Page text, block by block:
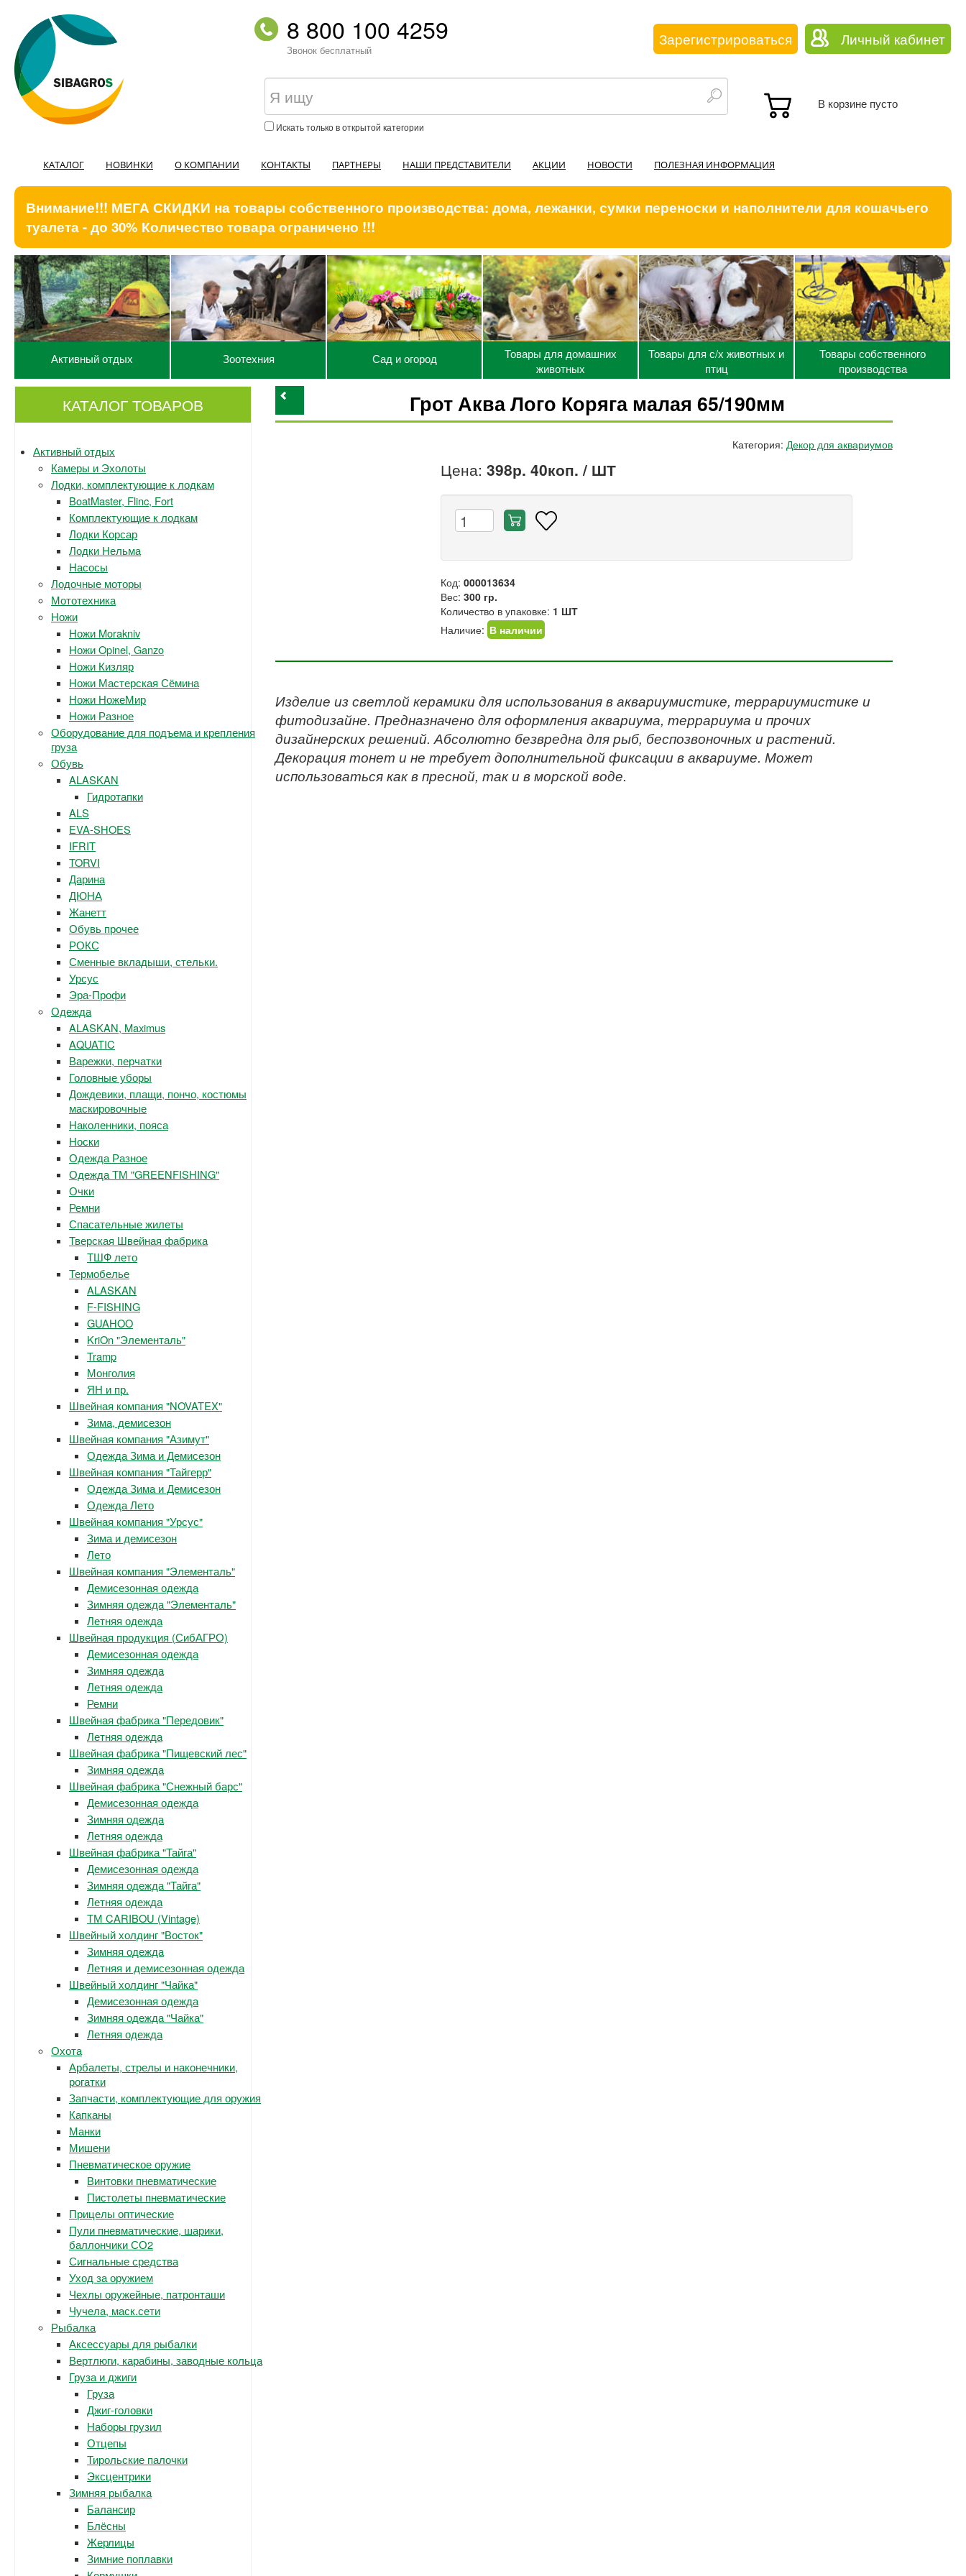
8 800 100 4259
Звонок бесплатный
Зарегистрироваться Личный кабинет
Искать только в открытой категории
В корзине пусто
КАТАЛОГ НОВИНКИ О КОМПАНИИ КОНТАКТЫ ПАРТНЕРЫ НАШИ ПРЕДСТАВИТЕЛИ АКЦИИ НОВОСТИ ПОЛЕЗНАЯ ИНФОРМАЦИЯ
Внимание!!! МЕГА СКИДКИ на товары собственного производства: дома, лежанки, сумки переноски и наполнители для кошачьего
туалета - до 30% Количество товара ограничено !!!
Активный отдых Зоотехния Сад и огород
Товары для домашних
животных
Товары для с/х животных и
птиц
Товары собственного
производства
КАТАЛОГ ТОВАРОВ
Активный отдых
Камеры и Эхолоты
Лодки, комплектующие к лодкам
BoatMaster, Flinc, Fort
Комплектующие к лодкам
Лодки Корсар
Лодки Нельма
Насосы
Лодочные моторы
Мототехника
Ножи
Ножи Morakniv
Ножи Opinel, Ganzo
Ножи Кизляр
Ножи Мастерская Сёмина
Ножи НожеМир
Ножи Разное
Оборудование для подъема и крепления
груза
Обувь
ALASKAN
Гидротапки
ALS
EVA-SHOES
IFRIT
TORVI
Дарина
ДЮНА
Жанетт
Обувь прочее
РОКС
Сменные вкладыши, стельки.
Урсус
Эра-Профи
Одежда
ALASKAN, Maximus
AQUATIC
Варежки, перчатки
Головные уборы
Дождевики, плащи, пончо, костюмы
маскировочные
Наколенники, пояса
Носки
Одежда Разное
Одежда ТМ "GREENFISHING"
Очки
Ремни
Спасательные жилеты
Тверская Швейная фабрика
ТШФ лето
Термобелье
ALASKAN
F-FISHING
GUAHOO
KriOn "Элементаль"
Tramp
Монголия
ЯН и пр.
Швейная компания "NOVATEX"
Зима, демисезон
Швейная компания "Азимут"
Одежда Зима и Демисезон
Швейная компания "Тайгерр"
Одежда Зима и Демисезон
Одежда Лето
Швейная компания "Урсус"
Зима и демисезон
Лето
Швейная компания "Элементаль"
Демисезонная одежда
Зимняя одежда "Элементаль"
Летняя одежда
Швейная продукция (СибАГРО)
Демисезонная одежда
Зимняя одежда
Летняя одежда
Ремни
Швейная фабрика "Передовик"
Летняя одежда
Швейная фабрика "Пищевский лес"
Зимняя одежда
Швейная фабрика "Снежный барс"
Демисезонная одежда
Зимняя одежда
Летняя одежда
Швейная фабрика "Тайга"
Демисезонная одежда
Зимняя одежда "Тайга"
Летняя одежда
ТМ CARIBOU (Vintage)
Швейный холдинг "Восток"
Зимняя одежда
Летняя и демисезонная одежда
Швейный холдинг "Чайка"
Демисезонная одежда
Зимняя одежда "Чайка"
Летняя одежда
Охота
Арбалеты, стрелы и наконечники,
рогатки
Запчасти, комплектующие для оружия
Капканы
Манки
Мишени
Пневматическое оружие
Винтовки пневматические
Пистолеты пневматические
Прицелы оптические
Пули пневматические, шарики,
баллончики СО2
Сигнальные средства
Уход за оружием
Чехлы оружейные, патронташи
Чучела, маск.сети
Рыбалка
Аксессуары для рыбалки
Вертлюги, карабины, заводные кольца
Груза и джиги
Груза
Джиг-головки
Наборы грузил
Отцепы
Тирольские палочки
Эксцентрики
Зимняя рыбалка
Балансир
Блёсны
Жерлицы
Зимние поплавки
Грот Аква Лого Коряга малая 65/190мм
Категория: Декор для аквариумов
Цена:398р. 40коп. / ШТ
Код:000013634
Вес:300 гр.
Количество в упаковке: 1 ШТ
Наличие: В наличии
Изделие из светлой керамики для использования в аквариумистике, террариумистике и
фитодизайне. Предназначено для оформления аквариума, террариума и прочих
дизайнерских решений. Абсолютно безвредна для рыб, беспозвоночных и растений.
Декорация тонет и не требует дополнительной фиксации в аквариуме. Может
использоваться как в пресной, так и в морской воде.